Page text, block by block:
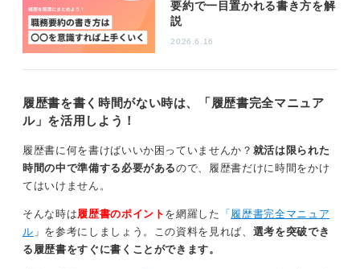
空白の期間の有無よりもどのように過ごしていのか
が重要
企業側が重視するのは、空白期間の有無そのものより
今後どのように活かそうとしているのかという点です。
に、かつ具体的に説明できるかどうかが重要となりま
す。
キャリアを見つめ直したり、新たなスキルを習得したり
するための貴重な時間であったと前向きにとらえ、その
経験を自信を持って説明できるように準備しましょう。
要約で一目置かれる書き方を解
説
2026.6.16
履歴書を書く時間がない時は、「履歴書完全マニュア
ル」を活用しよう！
履歴書に何を書けばいいか困っていませんか？ 就活は限られた
時間の中で準備する必要があるので、履歴書だけに時間をかけ
てはいけません。
そんな時は履歴書のポイント を網羅した 「 履歴書完全マニュア
ル 」を参考にしましょう。この資料を見れば、 選考を突破でき
る履歴書をすぐに書くことができます。